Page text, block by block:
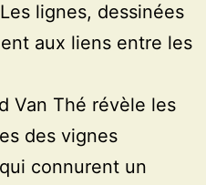
lignes, dessinées
aux liens entre les
Van Thé révèle les
des vignes
connurent un